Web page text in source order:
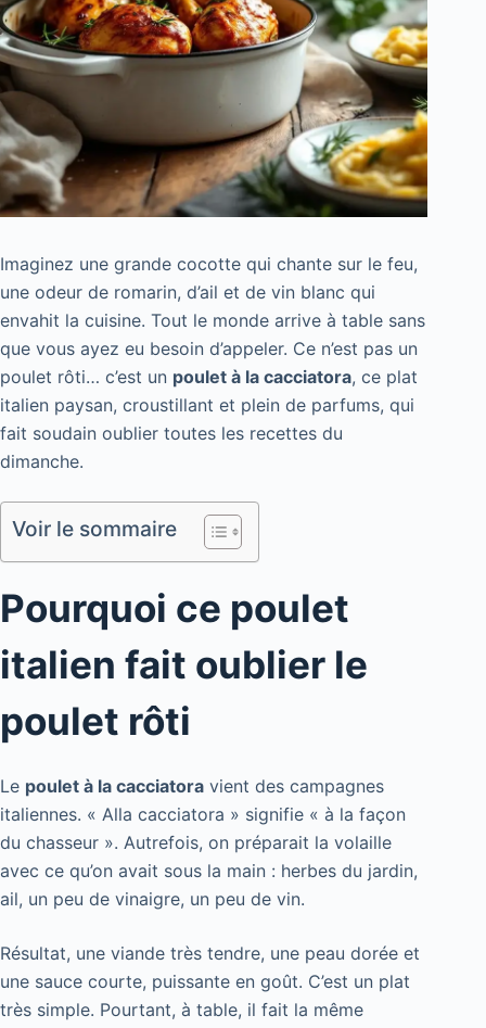
Imaginez une grande cocotte qui chante sur le feu,
une odeur de romarin, d’ail et de vin blanc qui
envahit la cuisine. Tout le monde arrive à table sans
que vous ayez eu besoin d’appeler. Ce n’est pas un
poulet rôti… c’est un poulet à la cacciatora, ce plat
italien paysan, croustillant et plein de parfums, qui
fait soudain oublier toutes les recettes du
dimanche.
Voir le sommaire
Pourquoi ce poulet
italien fait oublier le
poulet rôti
Le poulet à la cacciatora vient des campagnes
italiennes. « Alla cacciatora » signifie « à la façon
du chasseur ». Autrefois, on préparait la volaille
avec ce qu’on avait sous la main : herbes du jardin,
ail, un peu de vinaigre, un peu de vin.
Résultat, une viande très tendre, une peau dorée et
une sauce courte, puissante en goût. C’est un plat
très simple. Pourtant, à table, il fait la même